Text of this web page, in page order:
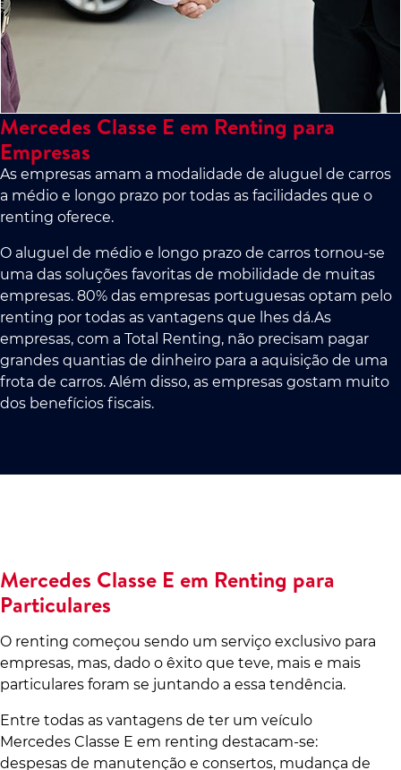
Mercedes Classe E em Renting para
Empresas
As empresas amam a modalidade de aluguel de carros
a médio e longo prazo por todas as facilidades que o
renting oferece.
O aluguel de médio e longo prazo de carros tornou-se
uma das soluções favoritas de mobilidade de muitas
empresas. 80% das empresas portuguesas optam pelo
renting por todas as vantagens que lhes dá.As
empresas, com a Total Renting, não precisam pagar
grandes quantias de dinheiro para a aquisição de uma
frota de carros. Além disso, as empresas gostam muito
dos benefícios fiscais.
Mercedes Classe E em Renting para
Particulares
O renting começou sendo um serviço exclusivo para
empresas, mas, dado o êxito que teve, mais e mais
particulares foram se juntando a essa tendência.
Entre todas as vantagens de ter um veículo
Mercedes Classe E em renting destacam-se:
despesas de manutenção e consertos, mudança de